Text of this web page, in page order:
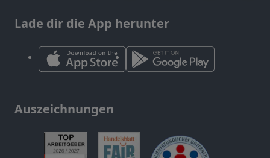
Lade dir die App herunter
Auszeichnungen